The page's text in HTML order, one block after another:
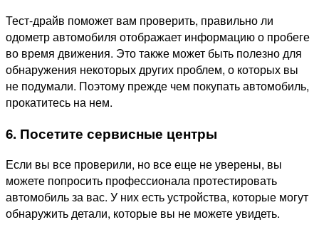
Тест-драйв поможет вам проверить, правильно ли
одометр автомобиля отображает информацию о пробеге
во время движения. Это также может быть полезно для
обнаружения некоторых других проблем, о которых вы
не подумали. Поэтому прежде чем покупать автомобиль,
прокатитесь на нем.
6. Посетите сервисные центры
Если вы все проверили, но все еще не уверены, вы
можете попросить профессионала протестировать
автомобиль за вас. У них есть устройства, которые могут
обнаружить детали, которые вы не можете увидеть.